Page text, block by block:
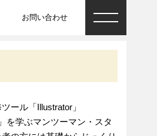
お問い合わせ
ール「Illustrator」
を学ぶマンツーマン・スタ